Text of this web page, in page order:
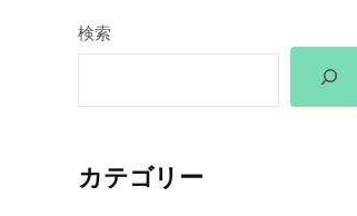
検索
カテゴリー